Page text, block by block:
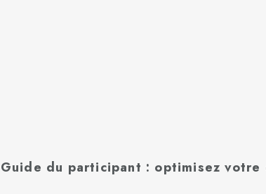
Guide du participant : optimisez votre